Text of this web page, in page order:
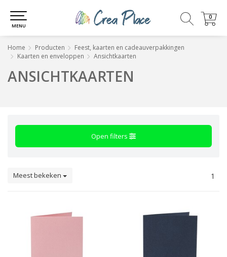
0
0
MENU
Home Producten
Feest, kaarten en cadeauverpakkingen
Kaarten en enveloppen
Ansichtkaarten
ANSICHTKAARTEN
Open filters
Meest bekeken 1